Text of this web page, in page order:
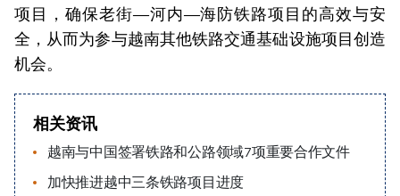
项目，确保老街—河内—海防铁路项目的高效与安
全，从而为参与越南其他铁路交通基础设施项目创造
机会。
相关资讯
越南与中国签署铁路和公路领域7项重要合作文件
加快推进越中三条铁路项目进度